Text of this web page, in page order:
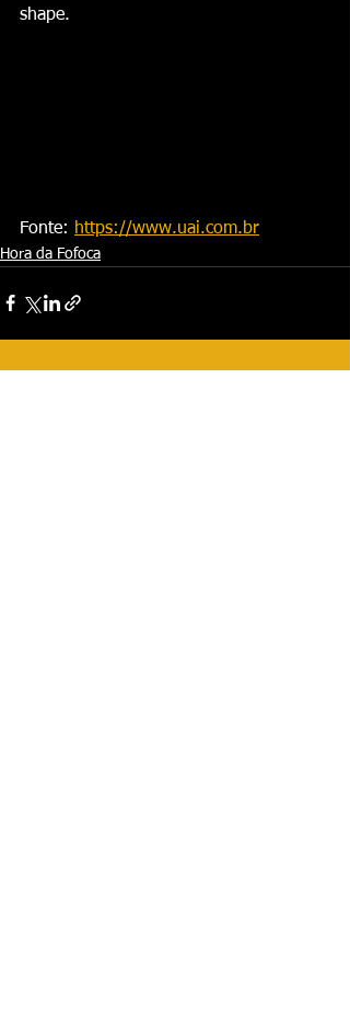
shape.
Fonte: https://www.uai.com.br
Hora da Fofoca